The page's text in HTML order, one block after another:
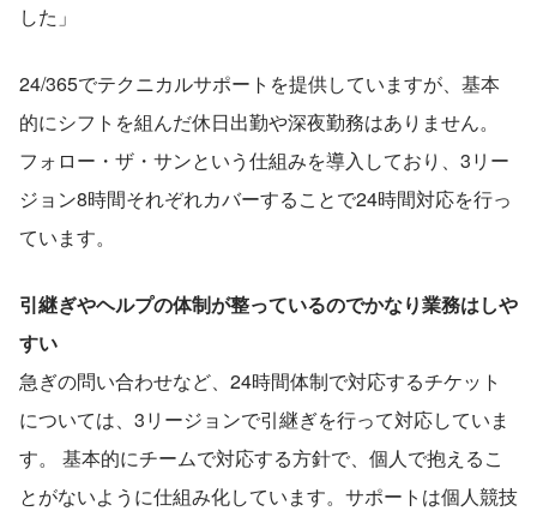
した」
24/365でテクニカルサポートを提供していますが、基本
的にシフトを組んだ休日出勤や深夜勤務はありません。
フォロー・ザ・サンという仕組みを導入しており、3リー
ジョン8時間それぞれカバーすることで24時間対応を行っ
ています。
引継ぎやヘルプの体制が整っているのでかなり業務はしや
すい
急ぎの問い合わせなど、24時間体制で対応するチケット
については、3リージョンで引継ぎを行って対応していま
す。 基本的にチームで対応する方針で、個人で抱えるこ
とがないように仕組み化しています。サポートは個人競技